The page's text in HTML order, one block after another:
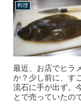
料理
最近、お店でヒラ
か？少し前に、す
流石に手が出ず。
とで売っていたの